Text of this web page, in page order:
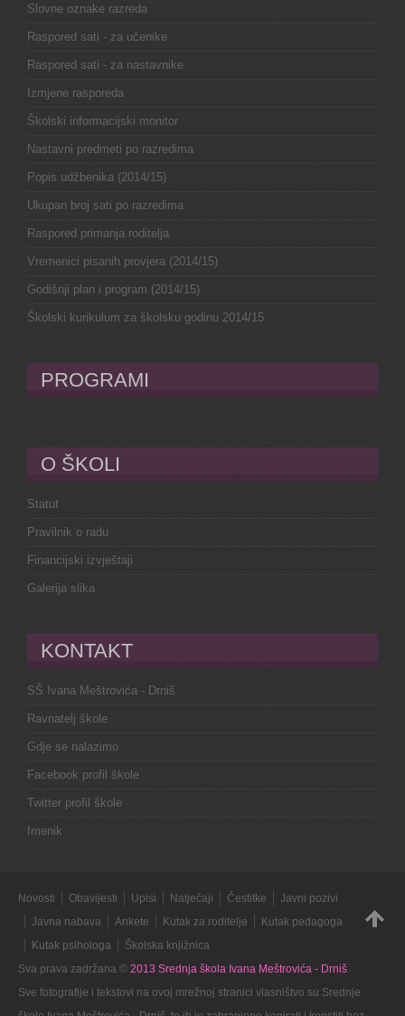
Slovne oznake razreda
Raspored sati - za učenike
Raspored sati - za nastavnike
Izmjene rasporeda
Školski informacijski monitor
Nastavni predmeti po razredima
Popis udžbenika (2014/15)
Ukupan broj sati po razredima
Raspored primanja roditelja
Vremenici pisanih provjera (2014/15)
Godišnji plan i program (2014/15)
Školski kurikulum za školsku godinu 2014/15
PROGRAMI
O ŠKOLI
Statut
Pravilnik o radu
Financijski izvještaji
Galerija slika
KONTAKT
SŠ Ivana Meštrovića - Drniš
Ravnatelj škole
Gdje se nalazimo
Facebook profil škole
Twitter profil škole
Imenik
Novosti Obavijesti Upisi Natječaji Čestitke
Javni pozivi
Javna nabava
Ankete Kutak za roditelje
Kutak pedagoga
Kutak psihologa
Školska knjižnica
Sva prava zadržana © 2013 Srednja škola Ivana Meštrovića - Drniš
Sve fotografije i tekstovi na ovoj mrežnoj stranici vlasništvo su Srednje